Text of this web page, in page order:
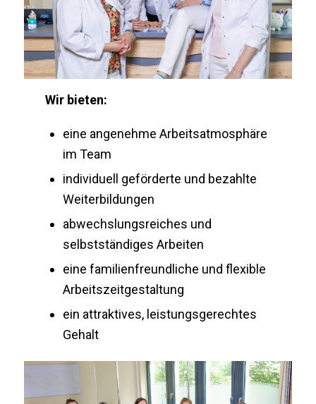
Wir bieten:
eine angenehme Arbeitsatmosphäre
im Team
individuell geförderte und bezahlte
Weiterbildungen
abwechslungsreiches und
selbstständiges Arbeiten
eine familienfreundliche und flexible
Arbeitszeitgestaltung
ein attraktives, leistungsgerechtes
Gehalt